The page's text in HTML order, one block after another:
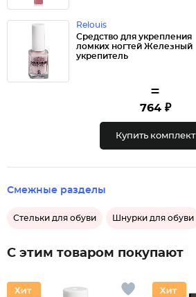
Relouis
Средство для укрепления
ломких ногтей Железный
укрепитель
=
764 ₽
Купить комплект
Смежные разделы
Стельки для обуви Шнурки для обуви
С этим товаром покупают